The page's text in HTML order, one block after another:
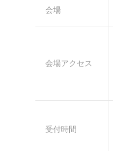
会場
会場アクセス
受付時間